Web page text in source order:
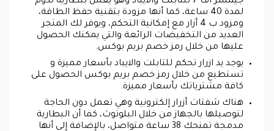
لمدة 40 ساعة، كما أنها مزودة بتقنية حفظ الطاقة،
ومزود ب 4 أزار مع إمكانية التحكم، ويوفر لك المتجر
العديد من التخفيضات الرائعة والتي يمكنك الحصول
عليها من خلال رمز خصم بريم بوكس.
يوجد يد ازرار تحكم للتابلت والايباد بأسعار مميزة و
تستطيع من خلال رمز خصم بريم بوكس الحصول على
كافة مشترياتك بأسعار مميزة.
هناك شفتات أزرار إلكترونية وهي تعمل دون الحاجة
لتوصيلها بالجهاز من خلال البلوتوث، كما أن البطارية
مدمجة تمنحك 38 ساعة متواصل، بالإضافة إلى أنها